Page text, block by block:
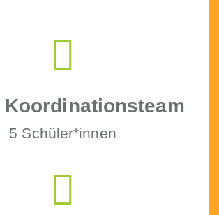
Koor­di­na­tion­steam
5 Schüler*innen